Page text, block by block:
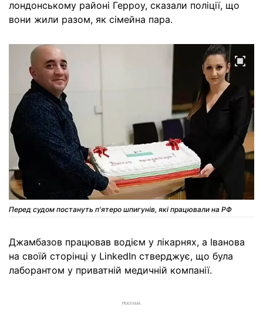
лондонському районі Герроу, сказали поліції, що
вони жили разом, як сімейна пара.
Перед судом постануть п'ятеро шпигунів, які працювали на РФ
Джамбазов працював водієм у лікарнях, а Іванова
на своїй сторінці у LinkedIn стверджує, що була
лаборантом у приватній медичній компанії.
РЕКЛАМА